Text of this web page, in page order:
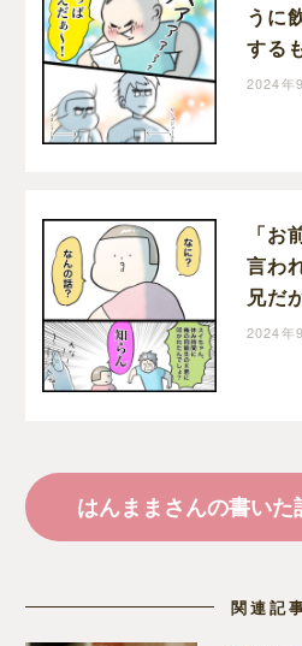
うに
する
悔す
2024年
「お
言わ
兄だ
で友
2024年
はんままさんの書い
関連記